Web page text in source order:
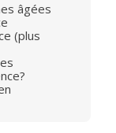
âgées
(plus